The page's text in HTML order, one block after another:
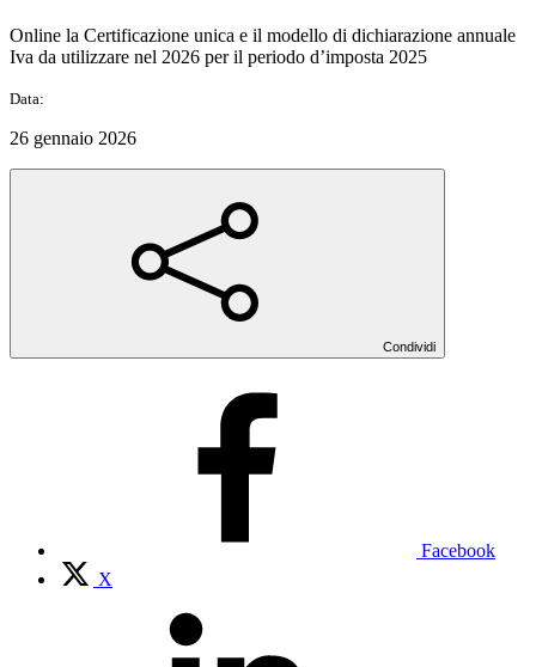
Online la Certificazione unica e il modello di dichiarazione annuale
Iva da utilizzare nel 2026 per il periodo d’imposta 2025
Data:
26 gennaio 2026
Condividi
Facebook
X